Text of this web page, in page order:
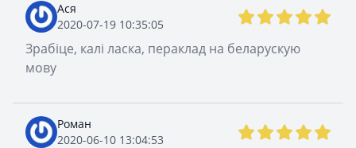
Ася
2020-07-19 10:35:05
Зрабіце, калі ласка, пераклад на беларускую
мову
Роман
2020-06-10 13:04:53